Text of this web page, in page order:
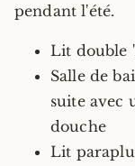
pendant l'été.
Lit double
Salle de
suite avec
douche
Lit